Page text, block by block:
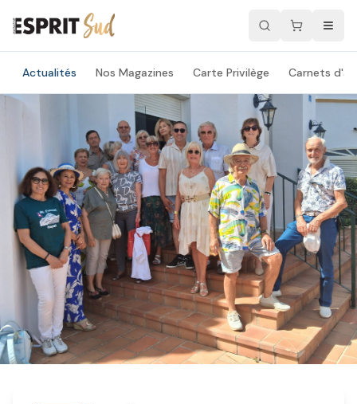
Actualités Nos Magazines Carte Privilège Carnets